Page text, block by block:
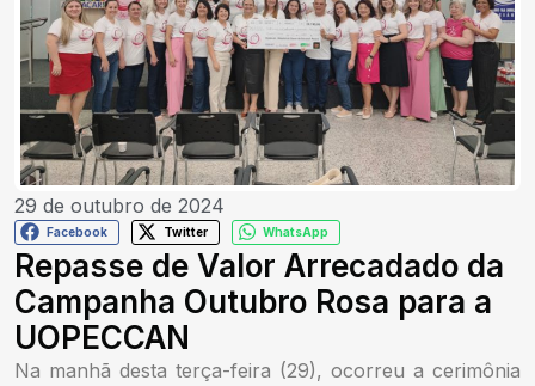
29 de outubro de 2024
Facebook Twitter WhatsApp
Repasse de Valor Arrecadado da
Campanha Outubro Rosa para a
UOPECCAN
Na manhã desta terça-feira (29), ocorreu a cerimônia